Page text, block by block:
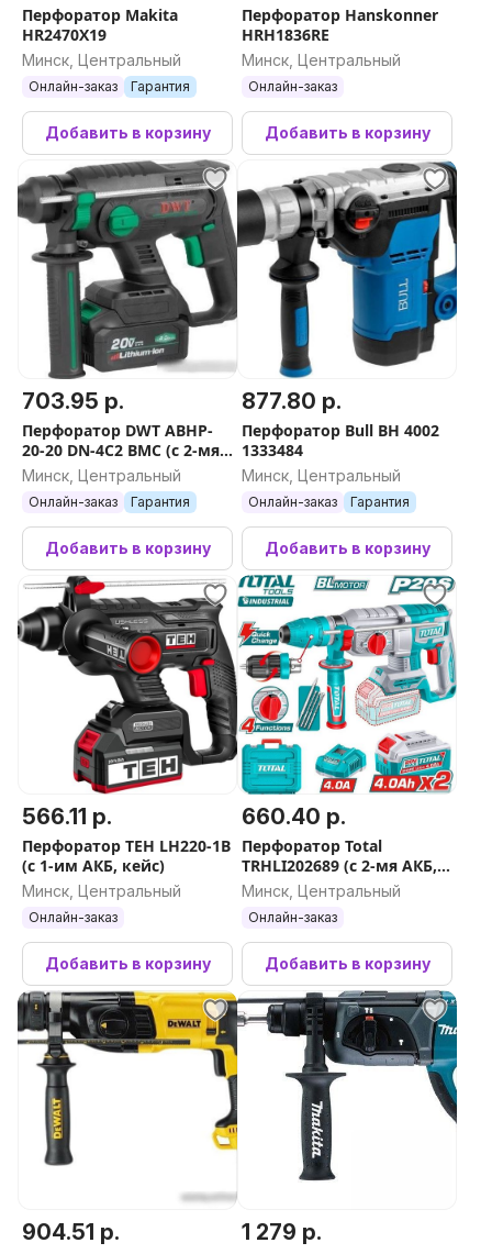
Перфоратор Makita
HR2470X19
Минск, Центральный
Онлайн-заказ Гарантия
Добавить в корзину
Перфоратор Hanskonner
HRH1836RE
Минск, Центральный
Онлайн-заказ
Добавить в корзину
703.95 р.
Перфоратор DWT ABHP-
20-20 DN-4C2 BMC (с 2-мя
АКБ, кейс)
Минск, Центральный
Онлайн-заказ Гарантия
Добавить в корзину
877.80 р.
Перфоратор Bull BH 4002
1333484
Минск, Центральный
Онлайн-заказ Гарантия
Добавить в корзину
566.11 р.
Перфоратор TEH LH220-1B
(с 1-им АКБ, кейс)
Минск, Центральный
Онлайн-заказ
Добавить в корзину
660.40 р.
Перфоратор Total
TRHLI202689 (с 2-мя АКБ,
кейс)
Минск, Центральный
Онлайн-заказ
Добавить в корзину
904.51 р. 1 279 р.